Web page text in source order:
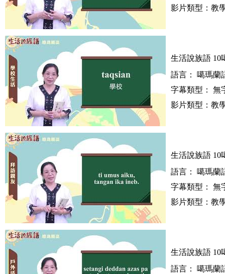
影片類型：教
生活說族語 10
語言： 噶瑪蘭
字幕類型： 無
影片類型：教
生活說族語 10
語言： 噶瑪蘭
字幕類型： 無
影片類型：教
生活說族語 10
語言： 噶瑪蘭